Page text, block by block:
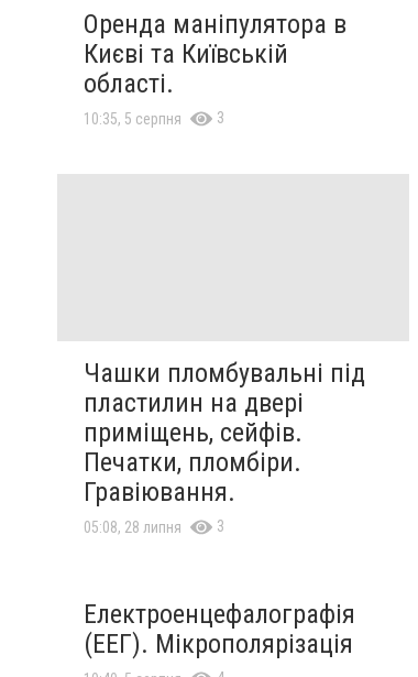
Оренда маніпулятора в
Києві та Київській
області.
10:35, 5 серпня 3
Чашки пломбувальні під
пластилин на двері
приміщень, сейфів.
Печатки, пломбіри.
Гравіювання.
05:08, 28 липня 3
Електроенцефалографія
(ЕЕГ). Мікрополярізація